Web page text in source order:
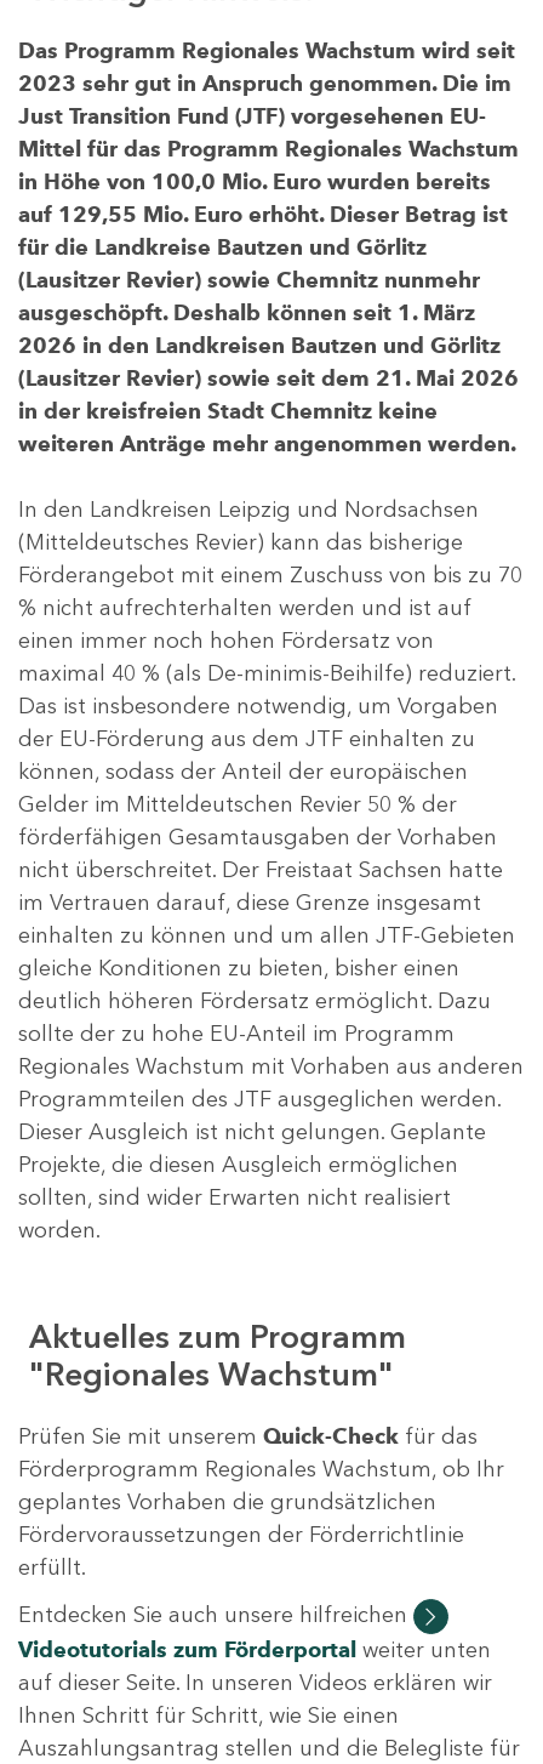
Das Programm Regionales Wachstum wird seit
2023 sehr gut in Anspruch genommen. Die im
Just Transition Fund (JTF) vorgesehenen EU-
Mittel für das Programm Regionales Wachstum
in Höhe von 100,0 Mio. Euro wurden bereits
auf 129,55 Mio. Euro erhöht. Dieser Betrag ist
für die Landkreise Bautzen und Görlitz
(Lausitzer Revier) sowie Chemnitz nunmehr
ausgeschöpft. Deshalb können seit 1. März
2026 in den Landkreisen Bautzen und Görlitz
(Lausitzer Revier) sowie seit dem 21. Mai 2026
in der kreisfreien Stadt Chemnitz keine
weiteren Anträge mehr angenommen werden.
In den Landkreisen Leipzig und Nordsachsen
(Mitteldeutsches Revier) kann das bisherige
Förderangebot mit einem Zuschuss von bis zu 70
% nicht aufrechterhalten werden und ist auf
einen immer noch hohen Fördersatz von
maximal 40 % (als De-minimis-Beihilfe) reduziert.
Das ist insbesondere notwendig, um Vorgaben
der EU-Förderung aus dem JTF einhalten zu
können, sodass der Anteil der europäischen
Gelder im Mitteldeutschen Revier 50 % der
förderfähigen Gesamtausgaben der Vorhaben
nicht überschreitet. Der Freistaat Sachsen hatte
im Vertrauen darauf, diese Grenze insgesamt
einhalten zu können und um allen JTF-Gebieten
gleiche Konditionen zu bieten, bisher einen
deutlich höheren Fördersatz ermöglicht. Dazu
sollte der zu hohe EU-Anteil im Programm
Regionales Wachstum mit Vorhaben aus anderen
Programmteilen des JTF ausgeglichen werden.
Dieser Ausgleich ist nicht gelungen. Geplante
Projekte, die diesen Ausgleich ermöglichen
sollten, sind wider Erwarten nicht realisiert
worden.
Aktuelles zum Programm
"Regionales Wachstum"
Prüfen Sie mit unserem Quick-Check für das
Förderprogramm Regionales Wachstum, ob Ihr
geplantes Vorhaben die grundsätzlichen
Fördervoraussetzungen der Förderrichtlinie
erfüllt.
Entdecken Sie auch unsere hilfreichen
Videotutorials zum Förderportal weiter unten
auf dieser Seite. In unseren Videos erklären wir
Ihnen Schritt für Schritt, wie Sie einen
Auszahlungsantrag stellen und die Belegliste für